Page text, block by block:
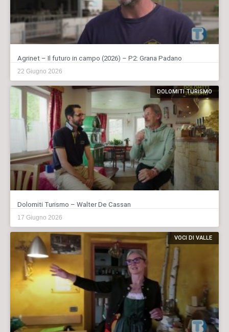
Agrinet – Il futuro in campo (2026) – P2: Grana Padano
22 Giugno 2026
DOLOMITI TURISMO
Dolomiti Turismo – Walter De Cassan
17 Giugno 2026
VOCI DI VALLE